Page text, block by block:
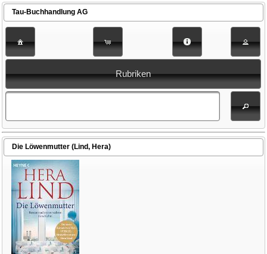
Tau-Buchhandlung AG
Rubriken
Die Löwenmutter (Lind, Hera)